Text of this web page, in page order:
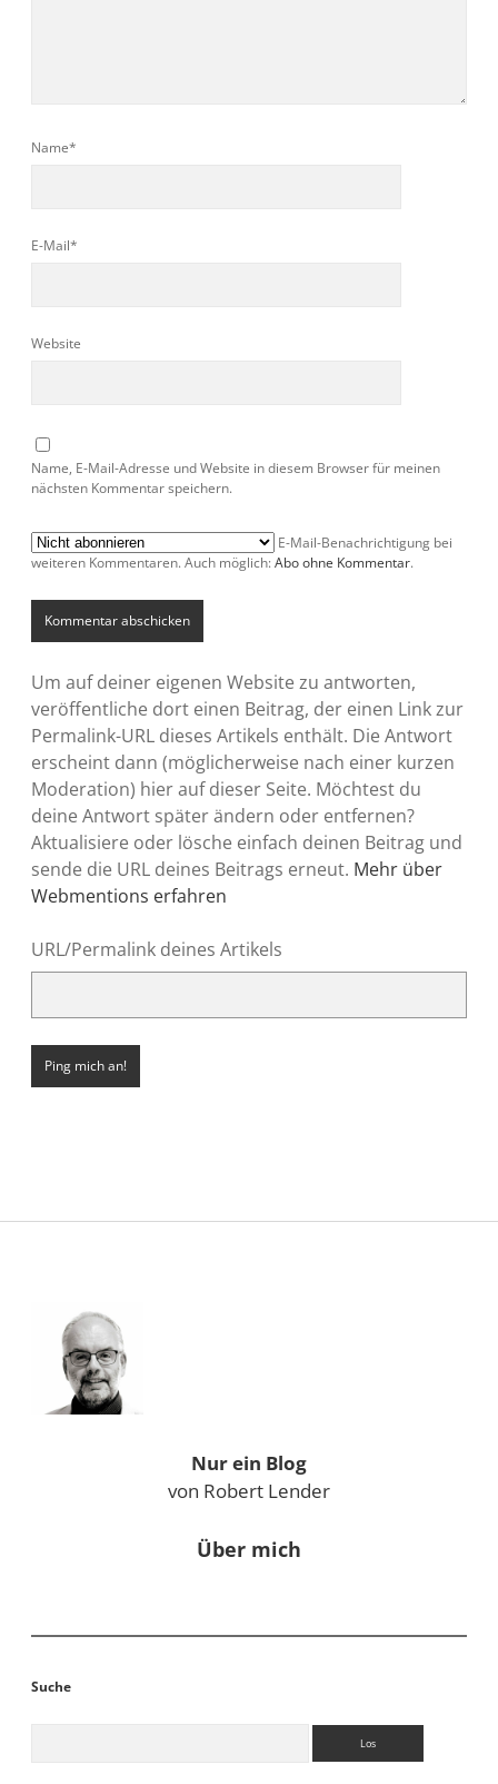
Name*
E-Mail*
Website
Name, E-Mail-Adresse und Website in diesem Browser für meinen
nächsten Kommentar speichern.
E-Mail-Benachrichtigung bei
weiteren Kommentaren. Auch möglich: Abo ohne Kommentar.
Um auf deiner eigenen Website zu antworten,
veröffentliche dort einen Beitrag, der einen Link zur
Permalink-URL dieses Artikels enthält. Die Antwort
erscheint dann (möglicherweise nach einer kurzen
Moderation) hier auf dieser Seite. Möchtest du
deine Antwort später ändern oder entfernen?
Aktualisiere oder lösche einfach deinen Beitrag und
sende die URL deines Beitrags erneut. Mehr über
Webmentions erfahren
URL/Permalink deines Artikels
Sidebar
Nur ein Blog
von Robert Lender
Über mich
Suche